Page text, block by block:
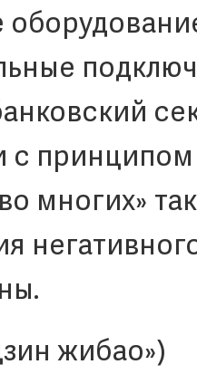
с
многих»
жибао»)